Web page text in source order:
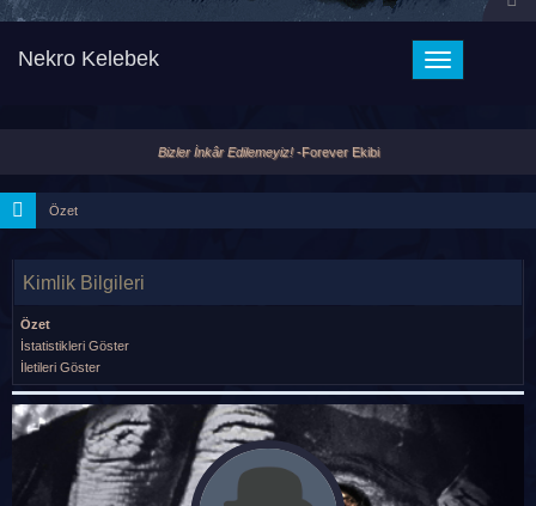
Toggle
navigation
Nekro Kelebek
Bizler İnkâr Edilemeyiz!-Forever Ekibi
Özet
Kimlik Bilgileri
Özet
İstatistikleri Göster
İletileri Göster